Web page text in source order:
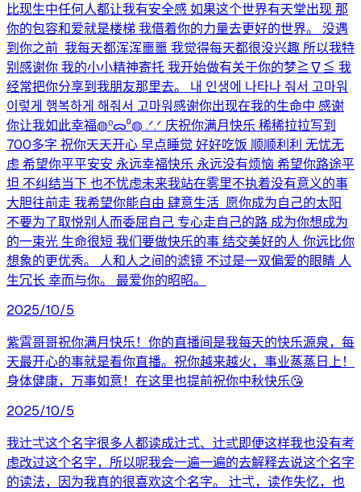
比现生中任何人都让我有安全感 如果这个世界有天堂出现 那
你的包容和爱就是楼梯 我借着你的力量去更好的世界。 没遇
到你之前 我每天都浑浑噩噩 我觉得每天都很没兴趣 所以我特
别感谢你 我的小小精神寄托 我开始做有关于你的梦≧∇≦ 我
经常把你分享到我朋友那里去。 내 인생에 나타나 줘서 고마워
이렇게 행복하게 해줘서 고마워感谢你出现在我的生命中 感谢
你让我如此幸福◍⁰ᯅ⁰◍ .ᐟ.ᐟ 庆祝你满月快乐 稀稀拉拉写到
700多字 祝你天天开心 早点睡觉 好好吃饭 顺顺利利 无忧无
虑 希望你平平安安 永远幸福快乐 永远没有烦恼 希望你路途平
坦 不纠结当下 也不忧虑未来我站在雾里不执着没有意义的事
大胆往前走 我希望你能自由 肆意生活 愿你成为自己的太阳
不要为了取悦别人而委屈自己 专心走自己的路 成为你想成为
的一束光 生命很短 我们要做快乐的事 结交美好的人 你远比你
想象的更优秀。 人和人之间的滤镜 不过是一双偏爱的眼睛 人
生冗长 幸而与你。 最爱你的昭昭。
2025/10/5
紫霄哥哥祝你满月快乐！你的直播间是我每天的快乐源泉，每
天最开心的事就是看你直播。祝你越来越火，事业蒸蒸日上！
身体健康，万事如意！在这里也提前祝你中秋快乐😘
2025/10/5
我辻弌这个名字很多人都读成辻弍、辻弎即便这样我也没有考
虑改过这个名字，所以呢我会一遍一遍的去解释去说这个名字
的读法，因为我真的很喜欢这个名字。 辻弌，读作失忆，也